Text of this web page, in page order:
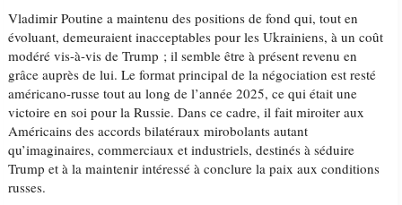
Vladimir Poutine a maintenu des positions de fond qui, tout en
évoluant, demeuraient inacceptables pour les Ukrainiens, à un coût
modéré vis-à-vis de Trump ; il semble être à présent revenu en
grâce auprès de lui. Le format principal de la négociation est resté
américano-russe tout au long de l’année 2025, ce qui était une
victoire en soi pour la Russie. Dans ce cadre, il fait miroiter aux
Américains des accords bilatéraux mirobolants autant
qu’imaginaires, commerciaux et industriels, destinés à séduire
Trump et à la maintenir intéressé à conclure la paix aux conditions
russes.